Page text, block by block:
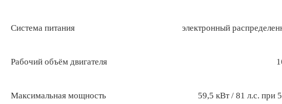
Система питания электронный
Рабочий объём двигателя
Максимальная мощность 59,5 кВт / 81 л.с. при